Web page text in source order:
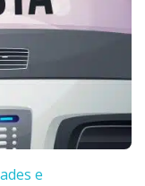
e